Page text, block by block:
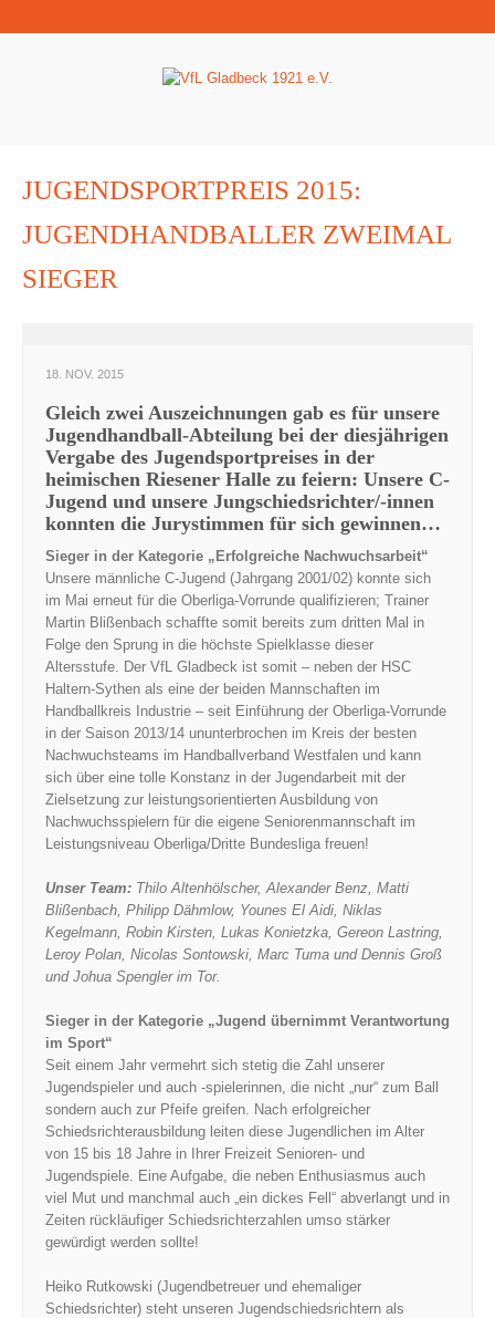
JUGENDSPORTPREIS 2015:
JUGENDHANDBALLER ZWEIMAL
SIEGER
18. NOV. 2015
Gleich zwei Auszeichnungen gab es für unsere
Jugendhandball-Abteilung bei der diesjährigen
Vergabe des Jugendsportpreises in der
heimischen Riesener Halle zu feiern: Unsere C-
Jugend und unsere Jungschiedsrichter/-innen
konnten die Jurystimmen für sich gewinnen…
Sieger in der Kategorie „Erfolgreiche Nachwuchsarbeit“
Unsere männliche C-Jugend (Jahrgang 2001/02) konnte sich
im Mai erneut für die Oberliga-Vorrunde qualifizieren; Trainer
Martin Blißenbach schaffte somit bereits zum dritten Mal in
Folge den Sprung in die höchste Spielklasse dieser
Altersstufe. Der VfL Gladbeck ist somit – neben der HSC
Haltern-Sythen als eine der beiden Mannschaften im
Handballkreis Industrie – seit Einführung der Oberliga-Vorrunde
in der Saison 2013/14 ununterbrochen im Kreis der besten
Nachwuchsteams im Handballverband Westfalen und kann
sich über eine tolle Konstanz in der Jugendarbeit mit der
Zielsetzung zur leistungsorientierten Ausbildung von
Nachwuchsspielern für die eigene Seniorenmannschaft im
Leistungsniveau Oberliga/Dritte Bundesliga freuen!
Unser Team: Thilo Altenhölscher, Alexander Benz, Matti
Blißenbach, Philipp Dähmlow, Younes El Aidi, Niklas
Kegelmann, Robin Kirsten, Lukas Konietzka, Gereon Lastring,
Leroy Polan, Nicolas Sontowski, Marc Tuma und Dennis Groß
und Johua Spengler im Tor.
Sieger in der Kategorie „Jugend übernimmt Verantwortung
im Sport“
Seit einem Jahr vermehrt sich stetig die Zahl unserer
Jugendspieler und auch -spielerinnen, die nicht „nur“ zum Ball
sondern auch zur Pfeife greifen. Nach erfolgreicher
Schiedsrichterausbildung leiten diese Jugendlichen im Alter
von 15 bis 18 Jahre in Ihrer Freizeit Senioren- und
Jugendspiele. Eine Aufgabe, die neben Enthusiasmus auch
viel Mut und manchmal auch „ein dickes Fell“ abverlangt und in
Zeiten rückläufiger Schiedsrichterzahlen umso stärker
gewürdigt werden sollte!
Heiko Rutkowski (Jugendbetreuer und ehemaliger
Schiedsrichter) steht unseren Jugendschiedsrichtern als